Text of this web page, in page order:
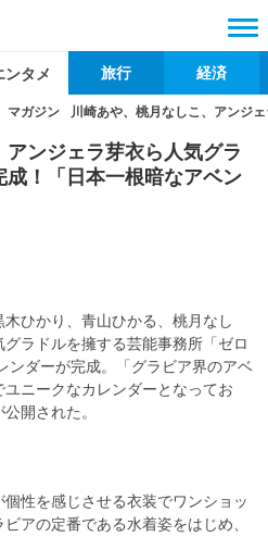
ンタメ 旅行 経済
マガジン 川崎あや、桃月なしこ、アンジ
ンジェラ芽衣ら人気グラ
成！「日本一根暗なアベン
ひかり、青山ひかる、桃月なし
ラドルを擁する芸能事務所「ゼロ
ンダーが完成。「グラビア界のアベ
ニークなカレンダーとなってお
開された。
性を感じさせる衣装でワンショッ
アの定番である水着姿をはじめ、